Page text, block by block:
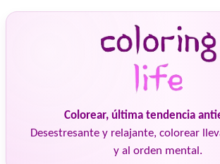
Colorear, última tendencia
Desestresante y relajante, colorear
y al orden mental.